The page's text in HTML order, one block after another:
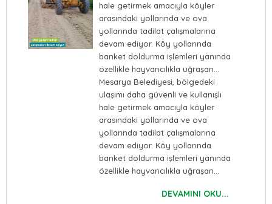
hale getirmek amacıyla köyler
arasındaki yollarında ve ova
yollarında tadilat çalışmalarına
devam ediyor. Köy yollarında
banket doldurma işlemleri yanında
özellikle hayvancılıkla uğraşan…
Mesarya Belediyesi, bölgedeki
ulaşımı daha güvenli ve kullanışlı
hale getirmek amacıyla köyler
arasındaki yollarında ve ova
yollarında tadilat çalışmalarına
devam ediyor. Köy yollarında
banket doldurma işlemleri yanında
özellikle hayvancılıkla uğraşan…
DEVAMINI OKU...